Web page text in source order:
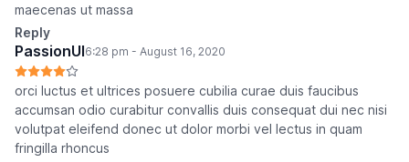
maecenas ut massa
Reply
PassionUI6:28 pm - August 16, 2020
orci luctus et ultrices posuere cubilia curae duis faucibus
accumsan odio curabitur convallis duis consequat dui nec nisi
volutpat eleifend donec ut dolor morbi vel lectus in quam
fringilla rhoncus